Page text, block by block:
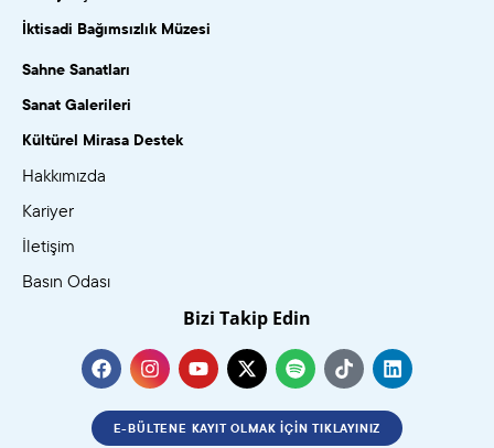
İktisadi Bağımsızlık Müzesi
Sahne Sanatları
Sanat Galerileri
Kültürel Mirasa Destek
Hakkımızda
Kariyer
İletişim
Basın Odası
Bizi Takip Edin
E-BÜLTENE KAYIT OLMAK İÇIN TIKLAYINIZ